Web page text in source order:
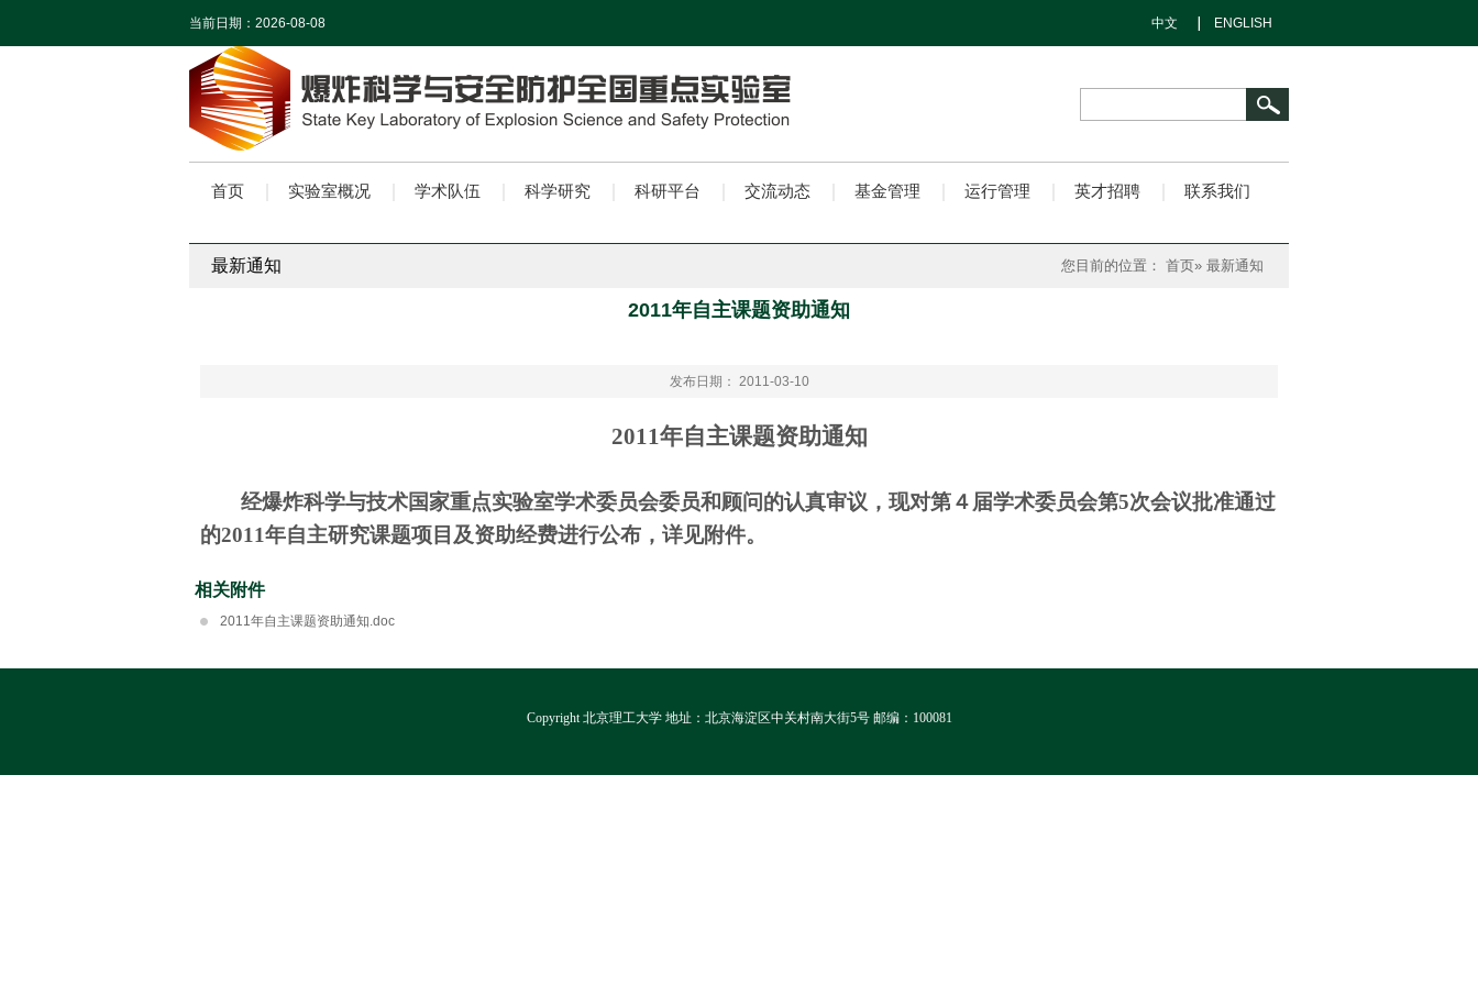
当前日期： 2026-08-08 中文 ENGLISH
首页 实验室概况 学术队伍 科学研究 科研平台 交流动态 基金管理 运行管理 英才招聘 联系我们
最新通知 您目前的位置： 首页» 最新通知
2011年自主课题资助通知
发布日期： 2011-03-10
2011年自主课题资助通知
经爆炸科学与技术国家重点实验室学术委员会委员和顾问的认真审议，现对第４届学术委员会第5次会议批准通过
的2011年自主研究课题项目及资助经费进行公布，详见附件。
相关附件
2011年自主课题资助通知.doc
Copyright 北京理工大学 地址：北京海淀区中关村南大街5号 邮编：100081